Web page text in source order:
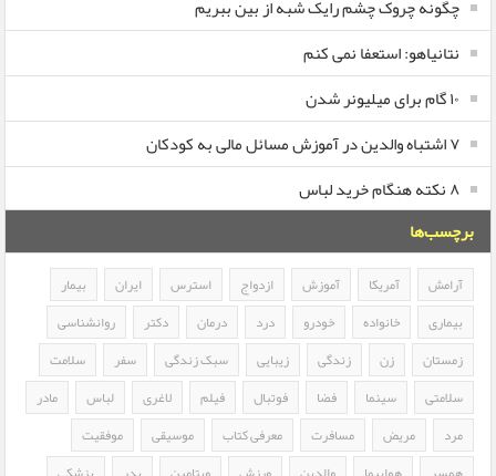
چگونه چروک چشم رایک شبه از بین ببریم
نتانیاهو: استعفا نمی کنم
۱۰ گام برای میلیونر شدن
۷ اشتباه والدین در آموزش مسائل مالی به کودکان
۸ نکته هنگام خرید لباس
برچسب‌ها
آرامش آمریکا آموزش ازدواج استرس ایران
بیمار
بیماری
خانواده خودرو درد درمان دکتر
روانشناسی
زمستان
زن زندگی زیبایی سبک زندگی سفر
سلامت
سلامتی
سینما فضا فوتبال فیلم لاغری لباس
مادر
مرد
مریض مسافرت معرفی کتاب موسیقی
موفقیت